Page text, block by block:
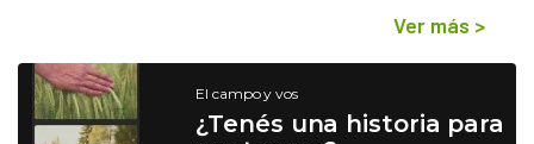
Ver más >
El campo y vos
¿Tenés una historia para